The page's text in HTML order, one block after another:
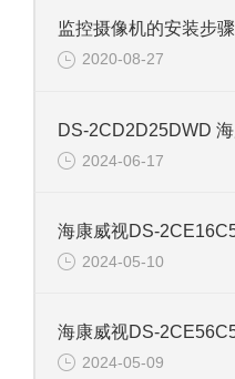
监控摄像机的安装步骤
2020-08-27
2024-06-17
2024-05-10
2024-05-09